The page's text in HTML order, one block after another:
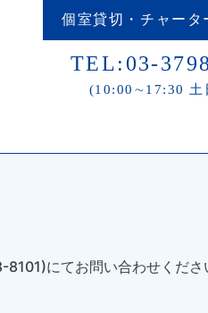
個室貸切・チャータ
TEL:03-
(10:00∼17:30 土
にてお問い合わせくださ